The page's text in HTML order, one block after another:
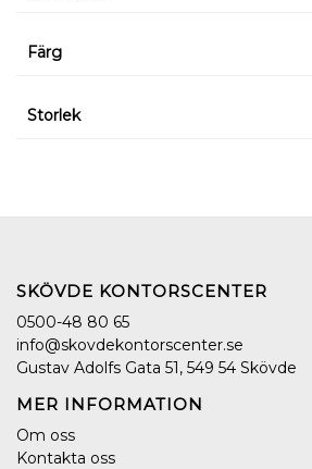
Färg
Storlek
SKÖVDE KONTORSCENTER
0500-48 80 65
info@skovdekontorscenter.se
Gustav Adolfs Gata 51, 549 54 Skövde
MER INFORMATION
Om oss
Kontakta oss